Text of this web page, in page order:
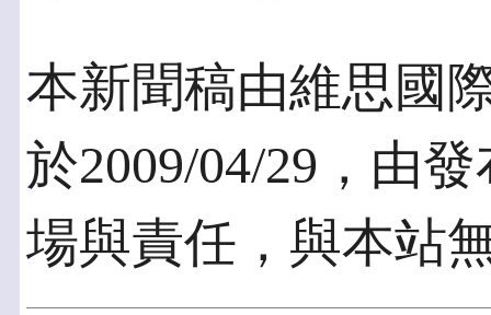
本新聞稿由維思國
於2009/04/29，由
場與責任，與本站